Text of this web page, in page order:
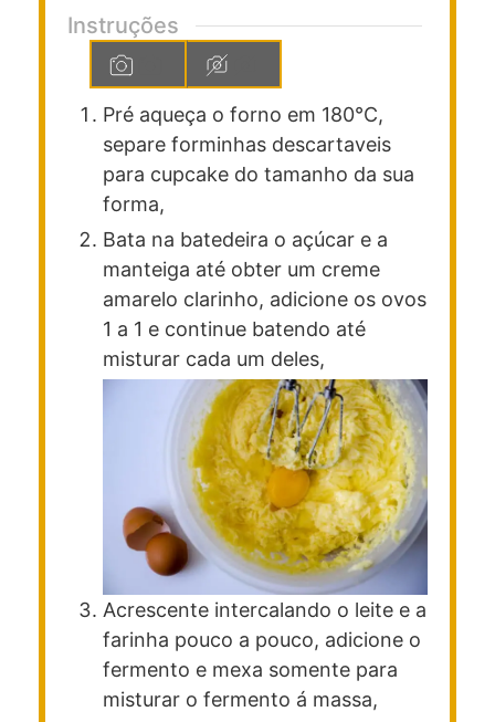
Instruções
Pré aqueça o forno em 180°C,
separe forminhas descartaveis
para cupcake do tamanho da sua
forma,
Bata na batedeira o açúcar e a
manteiga até obter um creme
amarelo clarinho, adicione os ovos
1 a 1 e continue batendo até
misturar cada um deles,
Acrescente intercalando o leite e a
farinha pouco a pouco, adicione o
fermento e mexa somente para
misturar o fermento á massa,